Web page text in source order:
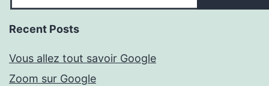
Recent Posts
Vous allez tout savoir Google
Zoom sur Google